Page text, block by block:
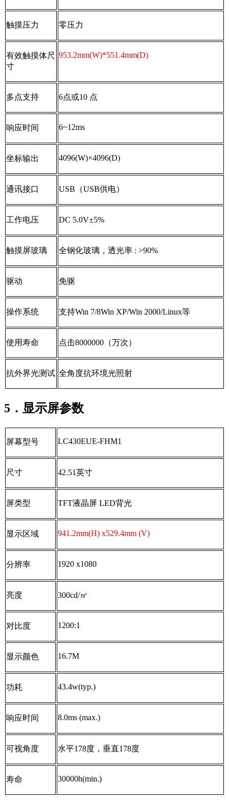
触摸压力 零压力
有效触摸体尺
寸
953.2mm(W)*551.4mm(D)
多点支持 6点或10 点
响应时间 6~12ms
坐标输出 4096(W)×4096(D)
通讯接口 USB （USB供电）
工作电压 DC 5.0V±5%
触摸屏玻璃 全钢化玻璃，透光率 : >90%
驱动 免驱
操作系统 支持Win 7/8Win XP/Win 2000/Linux等
使用寿命 点击8000000 （万次）
抗外界光测试 全角度抗环境光照射
5．显示屏参数
屏幕型号 LC430EUE-FHM1
尺寸 42.51英寸
屏类型 TFT液晶屏 LED背光
显示区域 941.2mm(H) x529.4mm (V)
分辨率 1920 x1080
亮度 300cd/㎡
对比度 1200:1
显示颜色 16.7M
功耗 43.4w(typ.)
响应时间 8.0ms (max.)
可视角度 水平178度，垂直178度
寿命 30000h(min.)